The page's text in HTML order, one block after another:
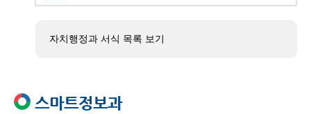
자치행정과 서식 목록 보기
스마트정보과